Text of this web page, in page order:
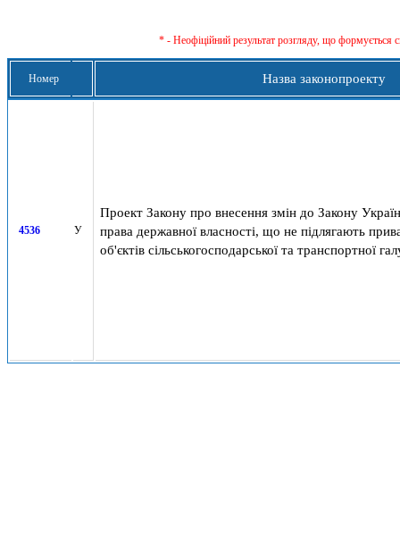
* - Неофіційний результат розгляду, що формується
Номер Назва законопроекту
4536 У
Проект Закону про внесення змін до Закону
права державної власності, що не підлягають
об'єктів сільськогосподарської та транспортної